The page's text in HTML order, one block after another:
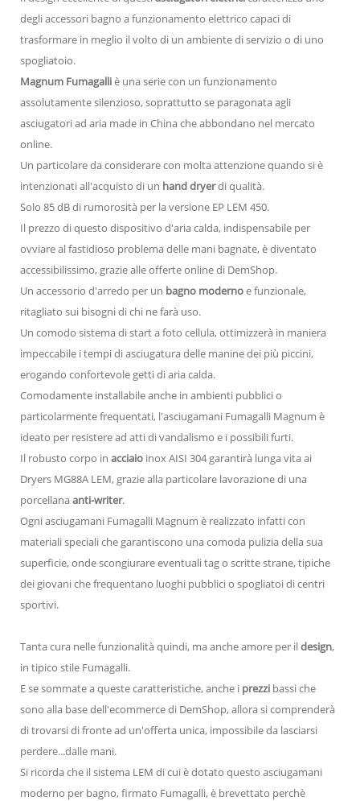
degli accessori bagno a funzionamento elettrico capaci di
trasformare in meglio il volto di un ambiente di servizio o di uno
spogliatoio.
Magnum Fumagalliè una serie con un funzionamento
assolutamente silenzioso, soprattutto se paragonata agli
asciugatori ad aria made in China che abbondano nel mercato
online.
Un particolare da considerare con molta attenzione quando si è
intenzionati all'acquisto di un hand dryerdi qualità.
Solo 85 dB di rumorosità per la versione EP LEM 450.
Il prezzo di questo dispositivo d'aria calda, indispensabile per
ovviare al fastidioso problema delle mani bagnate, è diventato
accessibilissimo, grazie alle offerte online di DemShop.
Un accessorio d'arredo per un bagno modernoe funzionale,
ritagliato sui bisogni di chi ne farà uso.
Un comodo sistema di start a foto cellula, ottimizzerà in maniera
impeccabile i tempi di asciugatura delle manine dei più piccini,
erogando confortevole getti di aria calda.
Comodamente installabile anche in ambienti pubblici o
particolarmente frequentati, l'asciugamani Fumagalli Magnum è
ideato per resistere ad atti di vandalismo e i possibili furti.
Il robusto corpo in acciaio inox AISI 304 garantirà lunga vita ai
Dryers MG88A LEM, grazie alla particolare lavorazione di una
porcellanaanti-writer.
Ogni asciugamani Fumagalli Magnum è realizzato infatti con
materiali speciali che garantiscono una comoda pulizia della sua
superficie, onde scongiurare eventuali tag o scritte strane, tipiche
dei giovani che frequentano luoghi pubblici o spogliatoi di centri
sportivi.
Tanta cura nelle funzionalità quindi, ma anche amore per ildesign,
in tipico stile Fumagalli.
E se sommate a queste caratteristiche, anche i prezzi bassi che
sono alla base dell'ecommerce di DemShop, allora si comprenderà
di trovarsi di fronte ad un'offerta unica, impossibile da lasciarsi
perdere...dalle mani.
Si ricorda che il sistema LEM di cui è dotato questo asciugamani
moderno per bagno, firmato Fumagalli, è brevettato perchè